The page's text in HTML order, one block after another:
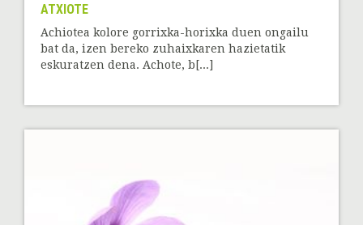
ATXIOTE
Achiotea kolore gorrixka-horixka duen ongailu
bat da, izen bereko zuhaixkaren hazietatik
eskuratzen dena. Achote, b[...]